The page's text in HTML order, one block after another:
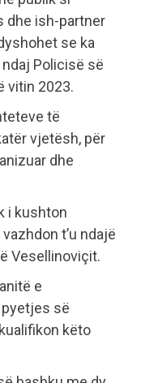
dhe ish-partner
se ka
Policisë së
vitin 2023.
të
vjetësh, për
dhe
i kushton
t’u ndajë
Vesellinoviçit.
e
së
këto